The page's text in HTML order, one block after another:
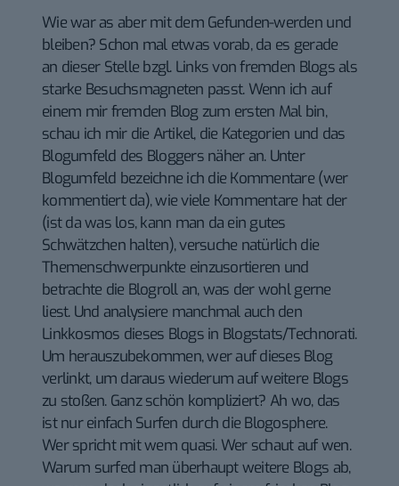
Wie war as aber mit dem Gefunden-werden und
bleiben? Schon mal etwas vorab, da es gerade
an dieser Stelle bzgl. Links von fremden Blogs als
starke Besuchsmagneten passt. Wenn ich auf
einem mir fremden Blog zum ersten Mal bin,
schau ich mir die Artikel, die Kategorien und das
Blogumfeld des Bloggers näher an. Unter
Blogumfeld bezeichne ich die Kommentare (wer
kommentiert da), wie viele Kommentare hat der
(ist da was los, kann man da ein gutes
Schwätzchen halten), versuche natürlich die
Themenschwerpunkte einzusortieren und
betrachte die Blogroll an, was der wohl gerne
liest. Und analysiere manchmal auch den
Linkkosmos dieses Blogs in Blogstats/Technorati.
Um herauszubekommen, wer auf dieses Blog
verlinkt, um daraus wiederum auf weitere Blogs
zu stoßen. Ganz schön kompliziert? Ah wo, das
ist nur einfach Surfen durch die Blogosphere.
Wer spricht mit wem quasi. Wer schaut auf wen.
Warum surfed man überhaupt weitere Blogs ab,